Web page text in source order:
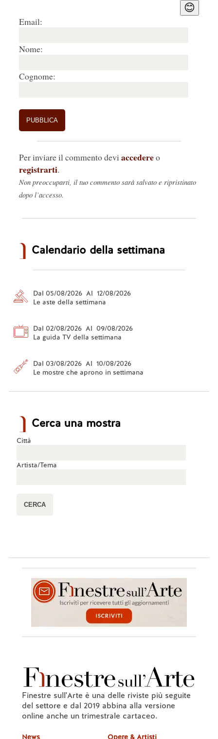
😊
Email:
Nome:
Cognome:
Per inviare il commento devi accedereo
registrarti.
Non preoccuparti, il tuo commento sarà salvato e ripristinato
dopo l’accesso.
Calendario della settimana
Dal 05/08/2026 Al 12/08/2026
Le aste della settimana
Dal 02/08/2026 Al 09/08/2026
La guida TV della settimana
Dal 03/08/2026 Al 10/08/2026
Le mostre che aprono in settimana
Cerca una mostra
Città
Artista/Tema
Finestre sull'Arte è una delle riviste più seguite
del settore e dal 2019 abbina alla versione
online anche un trimestrale cartaceo.
News Opere & Artisti